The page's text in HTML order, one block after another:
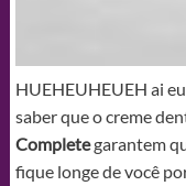
HUEHEUHEUEH ai
saber que o creme
Completegarantem
fique longe de você